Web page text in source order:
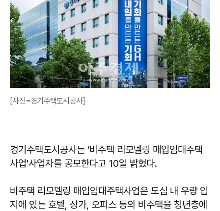
[사진=경기주택도시공사]
경기주택도시공사는 '비주택 리모델링 매입임대주택
사업'사업자를 공모한다고 10일 밝혔다.
비주택 리모델링 매입임대주택사업은 도심 내 우량 입
지에 있는 호텔, 상가, 오피스 등의 비주택을 청년층에